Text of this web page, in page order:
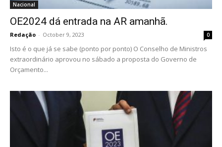
Nacional
OE2024 dá entrada na AR amanhã.
Redação - October 9, 2023 0
Isto é o que já se sabe (ponto por ponto) O Conselho de Ministros
extraordinário aprovou no sábado a proposta do Governo de
Orçamento...